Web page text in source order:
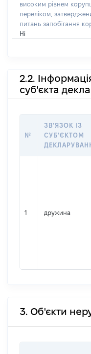
високим рівнем
переліком,
питань запобігання
Ні
2.2.
суб'єкта
№
ЗВ'ЯЗОК ІЗ
СУБ'ЄКТОМ
1 дружина
3. Об'єкти